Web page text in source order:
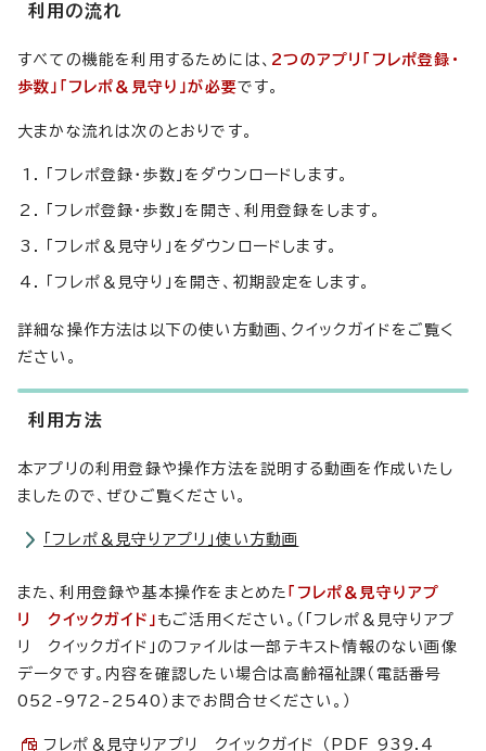
利用の流れ
すべての機能を利用するためには、 2つのアプリ「フレポ登録・
歩数」「フレポ＆見守り」が必要です。
大まかな流れは次のとおりです。
「フレポ登録・歩数」をダウンロードします。
「フレポ登録・歩数」を開き、利用登録をします。
「フレポ＆見守り」をダウンロードします。
「フレポ＆見守り」を開き、初期設定をします。
詳細な操作方法は以下の使い方動画、クイックガイドをご覧く
ださい。
利用方法
本アプリの利用登録や操作方法を説明する動画を作成いたし
ましたので、ぜひご覧ください。
「フレポ＆見守りアプリ」使い方動画
また、利用登録や基本操作をまとめた 「フレポ＆見守りアプ
リ クイックガイド」 もご活用ください。（「フレポ＆見守りアプ
リ クイックガイド」のファイルは一部テキスト情報のない画像
データです。内容を確認したい場合は高齢福祉課（電話番号
052-972-2540）までお問合せください。）
フレポ＆見守りアプリ クイックガイド （PDF 939.4